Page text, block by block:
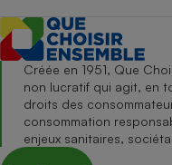
Créée en 1951, Que
non lucratif qui agit, en
droits des
consommation
enjeux sanitaires,